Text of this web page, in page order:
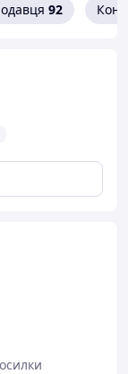
сильних
лосі,
92